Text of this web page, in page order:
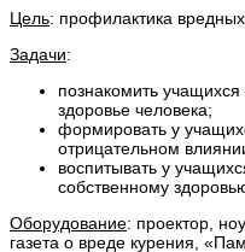
Цель: профилактика
Задачи:
познакомить
здоровье человека;
формировать у
отрицательном
воспитывать у
собственному
Оборудование: проектор,
газета о вреде курения,